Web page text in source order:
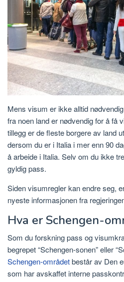
Mens visum er ikke alltid
fra noen land er nødvendig for å få
tillegg er de fleste borgere av land
dersom du er i Italia i mer enn 90
å arbeide i Italia. Selv om du ikke
gyldig pass.
Siden visumregler kan endre seg,
nyeste informasjonen fra
Hva er Schengen-
Som du forskning pass og
begrepet “Schengen-sonen” eller
Schengen-områdetbestår av Den
som har avskaffet interne